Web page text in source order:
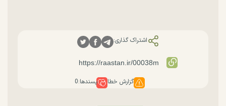
اشتراک گذاری:
گزارش خطا پسندها:0